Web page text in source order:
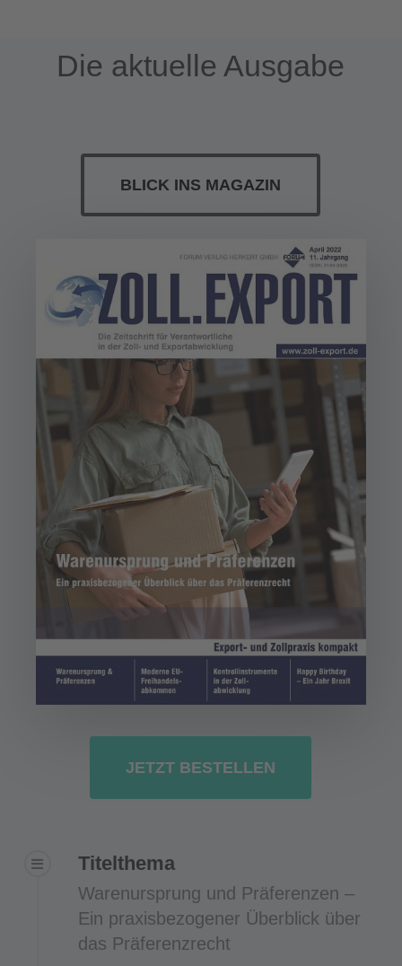
Die aktuelle Ausgabe
BLICK INS MAGAZIN
JETZT BESTELLEN
Titelthema
Warenursprung und Präferenzen –
Ein praxisbezogener Überblick über
das Präferenzrecht